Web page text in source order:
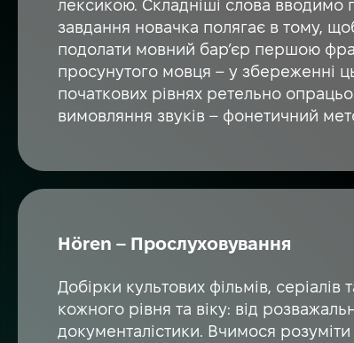
лексикою. Складніші слова вводимо
завдання новачка полягає в тому,
подолати мовний бар’єр першою
просунутого мовця – у збереженні
початкових рівнях ретельно
вимовляння звуків – фонетичний
Hören – Прослуховування
Добірки культових фільмів, серіалів
кожного рівня та віку: від
документалістики. Вчимося розуміти